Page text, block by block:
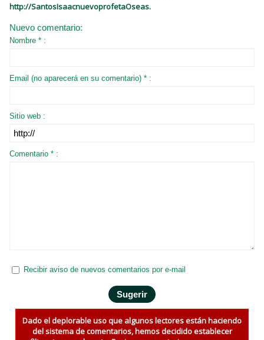
http://SantosIsaacnuevoprofetaOseas.
Nuevo comentario:
Nombre * :
Email (no aparecerá en su comentario) * :
Sitio web :
Comentario * :
Recibir aviso de nuevos comentarios por e-mail
Dado el deplorable uso que algunos lectores están haciendo
del sistema de comentarios, hemos decidido establecer